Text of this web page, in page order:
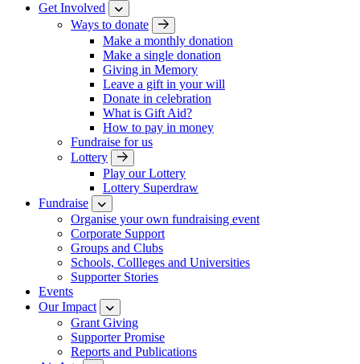
Get Involved
Ways to donate
Make a monthly donation
Make a single donation
Giving in Memory
Leave a gift in your will
Donate in celebration
What is Gift Aid?
How to pay in money
Fundraise for us
Lottery
Play our Lottery
Lottery Superdraw
Fundraise
Organise your own fundraising event
Corporate Support
Groups and Clubs
Schools, Collleges and Universities
Supporter Stories
Events
Our Impact
Grant Giving
Supporter Promise
Reports and Publications